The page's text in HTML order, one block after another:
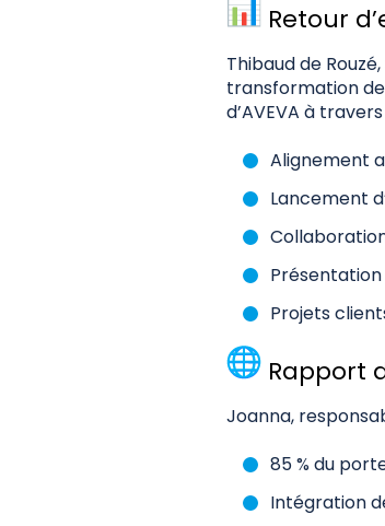
Retour
Thibaud de
transformation
d’AVEVA à
Alignement
Lancement
Présentation
Projets
Rapport
Joanna,
85 % du
Intégration